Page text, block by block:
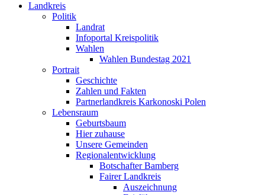
Landkreis
Politik
Landrat
Infoportal Kreispolitik
Wahlen
Wahlen Bundestag 2021
Portrait
Geschichte
Zahlen und Fakten
Partnerlandkreis Karkonoski Polen
Lebensraum
Geburtsbaum
Hier zuhause
Unsere Gemeinden
Regionalentwicklung
Botschafter Bamberg
Fairer Landkreis
Auszeichnung